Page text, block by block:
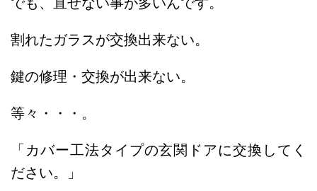
割れたガラスが交換出来ない。
鍵の修理・交換が出来ない。
等々・・・。
「カバー工法タイプの玄関ドアに交換してく
ださい。」